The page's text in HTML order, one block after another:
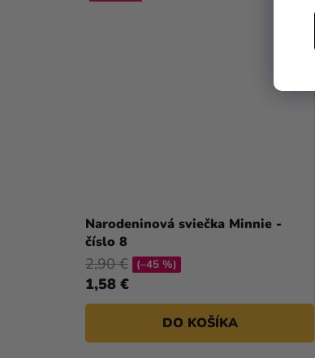
Narodeninová sviečka Minnie -
číslo 8
1,58 €
2,90 € (–45 %)
DO KOŠÍKA